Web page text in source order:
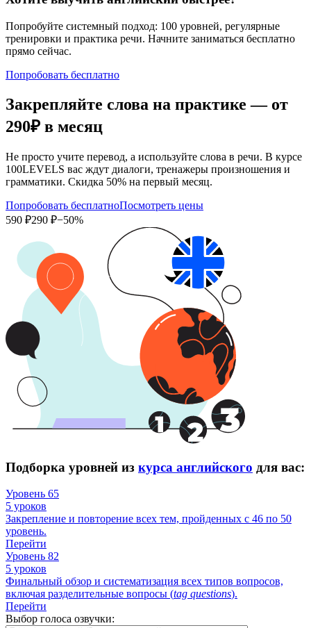
Попробуйте системный подход: 100 уровней, регулярные
тренировки и практика речи. Начните заниматься бесплатно
прямо сейчас.
Попробовать бесплатно
Закрепляйте слова на практике — от
290₽ в месяц
Не просто учите перевод, а используйте слова в речи. В курсе
100LEVELS вас ждут диалоги, тренажеры произношения и
грамматики. Скидка 50% на первый месяц.
Попробовать бесплатноПосмотреть цены
590 ₽290 ₽−50%
Подборка уровней из курса английского для вас:
Уровень 65
5 уроков
Закрепление и повторение всех тем, пройденных с 46 по 50
уровень.
Перейти
Уровень 82
5 уроков
Финальный обзор и систематизация всех типов вопросов,
включая разделительные вопросы (tag questions).
Перейти
Выбор голоса озвучки: